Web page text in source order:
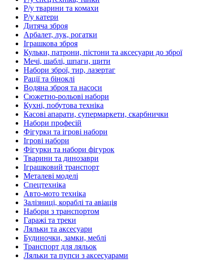
Р/у тварини та комахи
Р/у катери
Дитяча зброя
Арбалет, лук, рогатки
Іграшкова зброя
Кульки, патрони, пістони та аксесуари до зброї
Мечі, шаблі, шпаги, щити
Набори зброї, тир, лазертаг
Рації та біноклі
Водяна зброя та насоси
Сюжетно-рольові набори
Кухні, побутова техніка
Касові апарати, супермаркети, скарбнички
Набори професій
Фігурки та ігрові набори
Ігрові набори
Фігурки та набори фігурок
Тварини та динозаври
Іграшковий транспорт
Металеві моделі
Спецтехніка
Авто-мото техніка
Залізниці, кораблі та авіація
Набори з транспортом
Гаражі та треки
Ляльки та аксесуари
Будиночки, замки, меблі
Транспорт для ляльок
Ляльки та пупси з аксесуарами